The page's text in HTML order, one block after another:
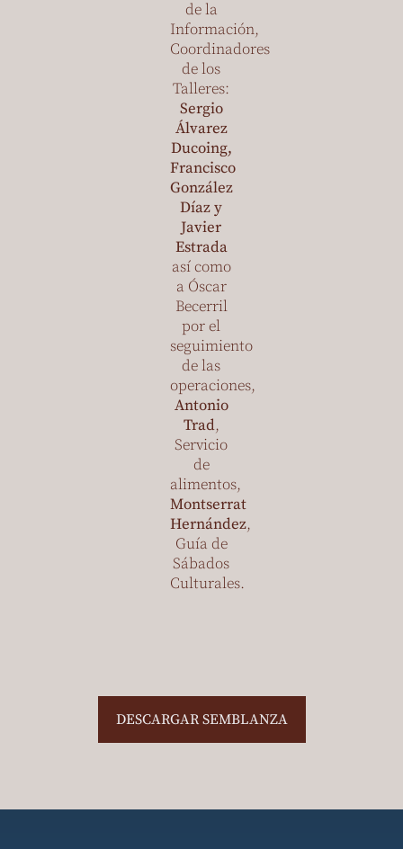
de la
Información,
Coordinadores
de los
Talleres:
Sergio
Álvarez
Ducoing,
Francisco
González
Díaz y
Javier
Estrada
así como
a Óscar
Becerril
por el
seguimiento
de las
operaciones,
Antonio
Trad,
Servicio
de
alimentos,
Montserrat
Hernández,
Guía de
Sábados
Culturales.
DESCARGAR SEMBLANZA